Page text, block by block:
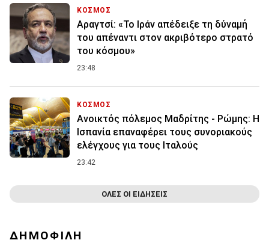
ΚΟΣΜΟΣ
Αραγτσί: «Το Ιράν απέδειξε τη δύναμή
του απέναντι στον ακριβότερο στρατό
του κόσμου»
23:48
ΚΟΣΜΟΣ
Ανοικτός πόλεμος Μαδρίτης - Ρώμης: Η
Ισπανία επαναφέρει τους συνοριακούς
ελέγχους για τους Ιταλούς
23:42
ΟΛΕΣ ΟΙ ΕΙΔΗΣΕΙΣ
ΔΗΜΟΦΙΛΗ